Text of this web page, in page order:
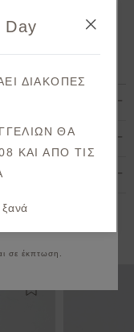
S
σε έκπτωση.
ΔΙΑΚΟΠΕΣ
ΘΑ
ΚΑΙ ΑΠΟ ΤΙΣ